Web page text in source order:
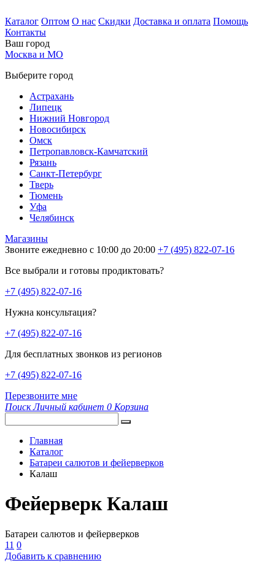
Каталог Оптом О нас Скидки Доставка и оплата Помощь
Контакты
Ваш город
Москва и МО
Выберите город
Астрахань
Липецк
Нижний Новгород
Новосибирск
Омск
Петропавловск-Камчатский
Рязань
Санкт-Петербург
Тверь
Тюмень
Уфа
Челябинск
Магазины
Звоните ежедневно с 10:00 до 20:00 +7 (495) 822-07-16
Все выбрали и готовы продиктовать?
+7 (495) 822-07-16
Нужна консультация?
+7 (495) 822-07-16
Для бесплатных звонков из регионов
+7 (495) 822-07-16
Перезвоните мне
Поиск Личный кабинет 0 Корзина
Главная
Каталог
Батареи салютов и фейерверков
Калаш
Фейерверк Калаш
Батареи салютов и фейерверков
11 0
Добавить к сравнению